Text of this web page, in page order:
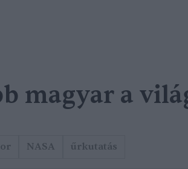
magyar a
NASA űrkutatás